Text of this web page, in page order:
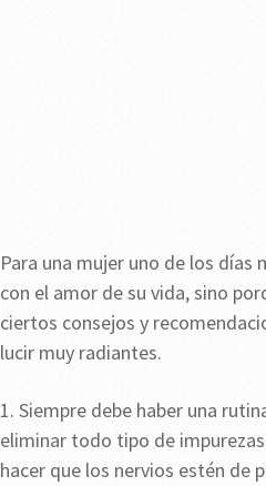
Para una mujer uno de los
con el amor de su vida, sino
ciertos consejos y
lucir muy radiantes.
1. Siempre debe haber una
eliminar todo tipo de
hacer que los nervios estén de